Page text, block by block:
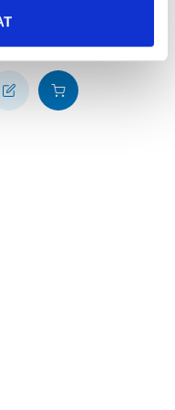
382
in64store